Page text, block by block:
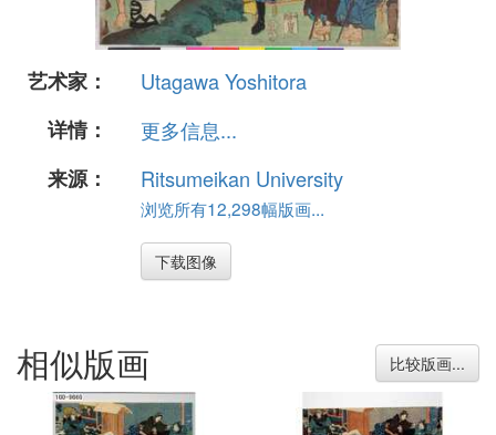
艺术家：
Utagawa Yoshitora
详情：
更多信息...
来源：
Ritsumeikan University
浏览所有12,298幅版画...
下载图像
相似版画 比较版画...